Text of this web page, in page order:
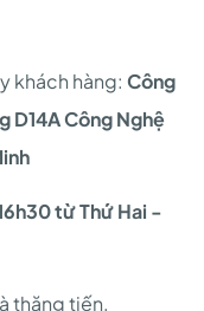
khách hàng: Công
D14A Công Nghệ
từ Thứ Hai -
thăng tiến.